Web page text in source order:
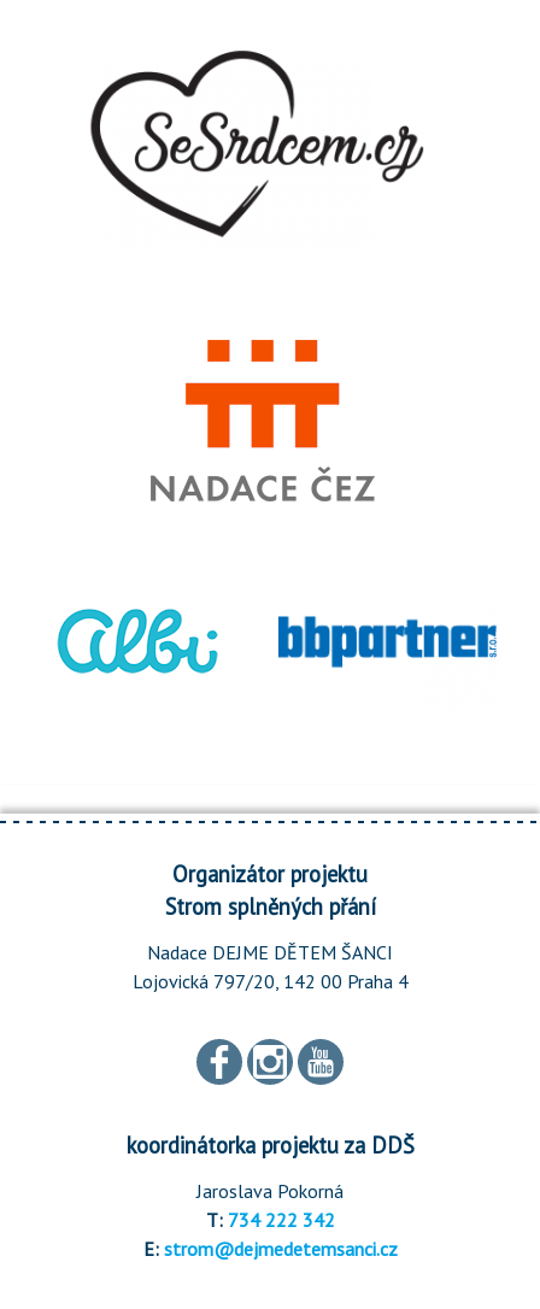
Organizátor projektu
Strom splněných přání
Nadace DEJME DĚTEM ŠANCI
Lojovická 797/20, 142 00 Praha 4
koordinátorka projektu za DDŠ
Jaroslava Pokorná
T: 734 222 342
E: strom@dejmedetemsanci.cz